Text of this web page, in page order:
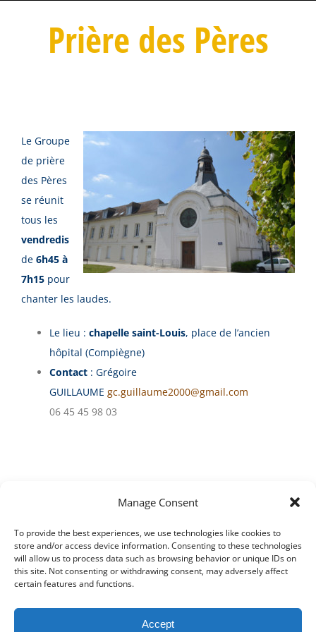
Manage Consent
To provide the best experiences, we use technologies like cookies to
store and/or access device information. Consenting to these technologies
will allow us to process data such as browsing behavior or unique IDs on
this site. Not consenting or withdrawing consent, may adversely affect
certain features and functions.
Accept
Prière des Pères
Le Groupe
de prière
des Pères
se réunit
tous les
vendredis
de 6h45 à
7h15 pour
chanter les laudes.
Le lieu : chapelle saint-Louis, place de l’ancien
hôpital (Compiègne)
Contact : Grégoire
GUILLAUME gc.guillaume2000@gmail.com
06 45 45 98 03
Articles récents
Un nouveau prêtre sur notre paroisse
Offres d’emploi
Changements à venir dans nos paroisses